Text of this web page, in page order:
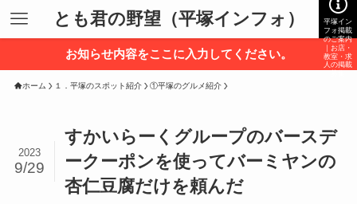
とも君の野望（平塚インフォ） 平塚イン
フォ掲載
のご案内
｜お店・
教室・求
人の掲載
お知らせ内容をここに入力してください。
ホーム １．平塚のスポット紹介 ①平塚のグルメ紹介
すかいらーくグループのバースデ
ークーポンを使ってバーミヤンの
杏仁豆腐だけを頼んだ
2023
9/29